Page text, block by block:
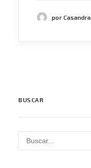
por Casandra
BUSCAR